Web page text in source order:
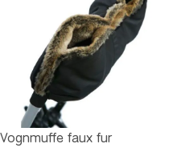
Vognmuffe faux fur